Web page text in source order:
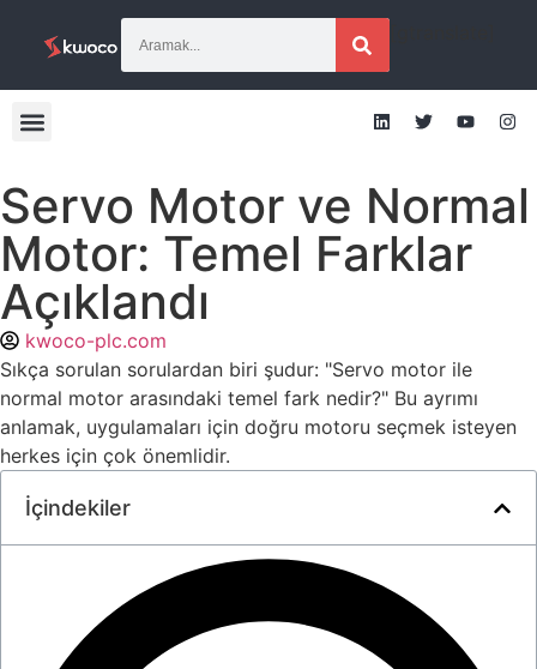
Servo Motor ve Normal
Motor: Temel Farklar
Açıklandı
kwoco-plc.com
Sıkça sorulan sorulardan biri şudur: "Servo motor ile
normal motor arasındaki temel fark nedir?" Bu ayrımı
anlamak, uygulamaları için doğru motoru seçmek isteyen
herkes için çok önemlidir.
İçindekiler